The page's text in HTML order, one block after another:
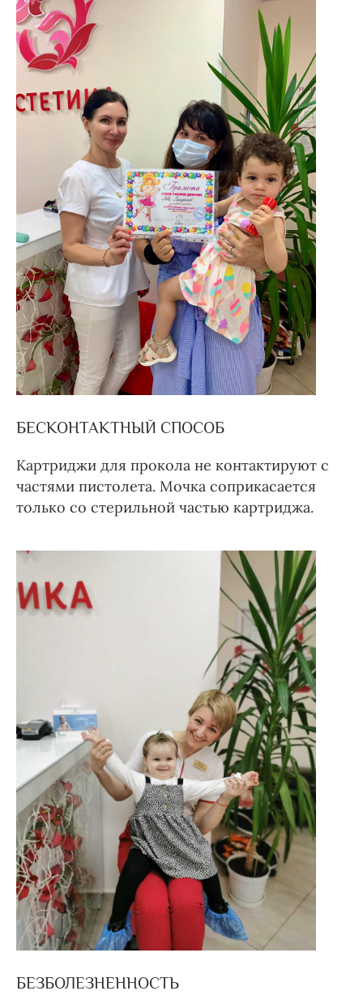
БЕСКОНТАКТНЫЙ СПОСОБ
Картриджи для прокола не контактируют с
частями пистолета. Мочка соприкасается
только со стерильной частью картриджа.
БЕЗБОЛЕЗНЕННОСТЬ